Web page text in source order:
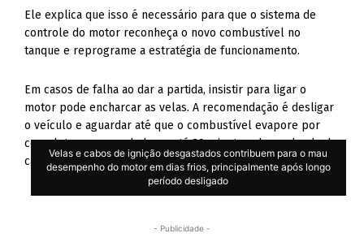
Ele explica que isso é necessário para que o sistema de
controle do motor reconheça o novo combustível no
tanque e reprograme a estratégia de funcionamento.
Em casos de falha ao dar a partida, insistir para ligar o
motor pode encharcar as velas. A recomendação é desligar
o veículo e aguardar até que o combustível evapore por
completo, o que pode levar até 30 minutos, dependendo do
carro.
Velas e cabos de ignição desgastados contribuem para o mau
desempenho do motor em dias frios, principalmente após longo
período desligado
- Publicidade -